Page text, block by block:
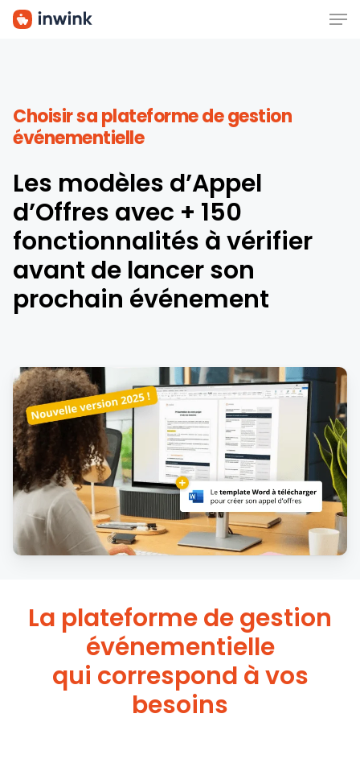
Skip
Choisir sa plateforme de gestion
événementielle
Les modèles d’Appel
d’Offres avec + 150
fonctionnalités à vérifier
avant de lancer son
prochain événement
La plateforme de gestion
événementielle
qui correspond à vos
besoins